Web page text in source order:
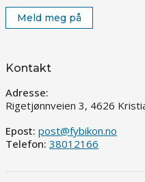
Meld meg på
Kontakt
Adresse:
Rigetjønnveien 3, 4626
Epost: post@fybikon.no
Telefon: 38012166